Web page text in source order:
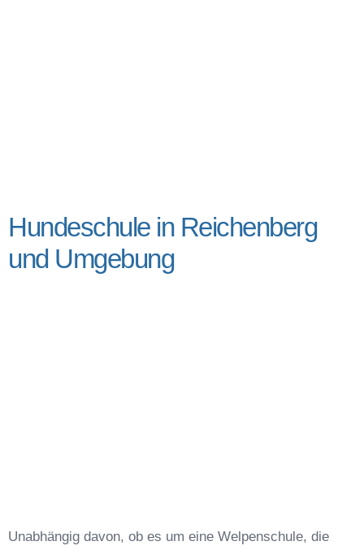
Hundeschule in Reichenberg
und Umgebung
Unabhängig davon, ob es um eine Welpenschule, die